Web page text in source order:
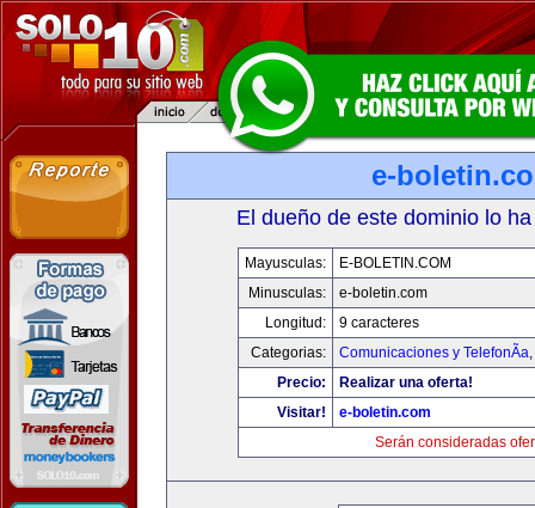
e-
El dueño de este dominio lo
Mayusculas:
E-BOLETIN.COM
Minusculas:
e-boletin.com
Longitud:
9 caracteres
Categorias:
Comunicaciones y TelefonÃ­a,
Precio:
Realizar una oferta!
Visitar!
e-boletin.com
Serán consideradas